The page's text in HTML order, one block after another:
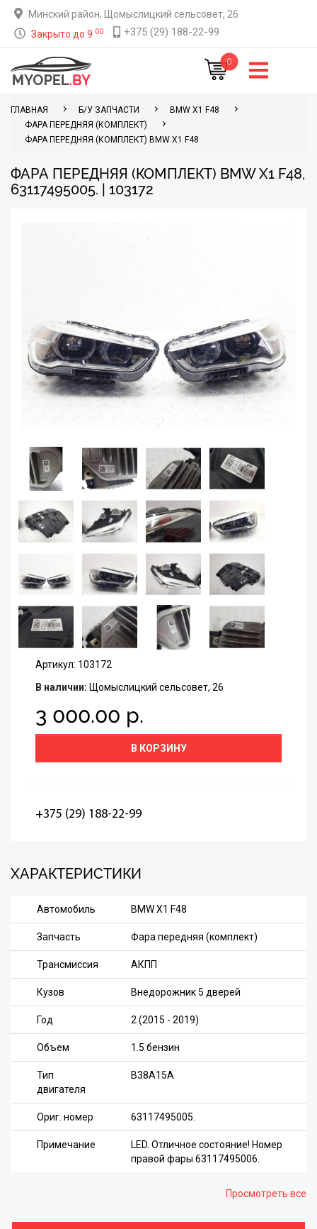
Минский район, Щомыслицкий сельсовет, 26
Закрыто до 9 00 +375 (29) 188-22-99
0
ГЛАВНАЯ Б/У ЗАПЧАСТИ
BMW X1 F48
ФАРА ПЕРЕДНЯЯ (КОМПЛЕКТ)
ФАРА ПЕРЕДНЯЯ (КОМПЛЕКТ) BMW X1 F48
ФАРА ПЕРЕДНЯЯ (КОМПЛЕКТ) BMW X1 F48,
63117495005. | 103172
Артикул: 103172
В наличии: Щомыслицкий сельсовет, 26
3 000.00 р.
В КОРЗИНУ
+375 (29) 188-22-99
ХАРАКТЕРИСТИКИ
Автомобиль BMW X1 F48
Запчасть Фара передняя (комплект)
Трансмиссия АКПП
Кузов Внедорожник 5 дверей
Год 2 (2015 - 2019)
Объем 1.5 бензин
Тип
двигателя
B38A15A
Ориг. номер 63117495005.
Примечание
LED. Отличное состояние! Номер
правой фары 63117495006.
Просмотреть все